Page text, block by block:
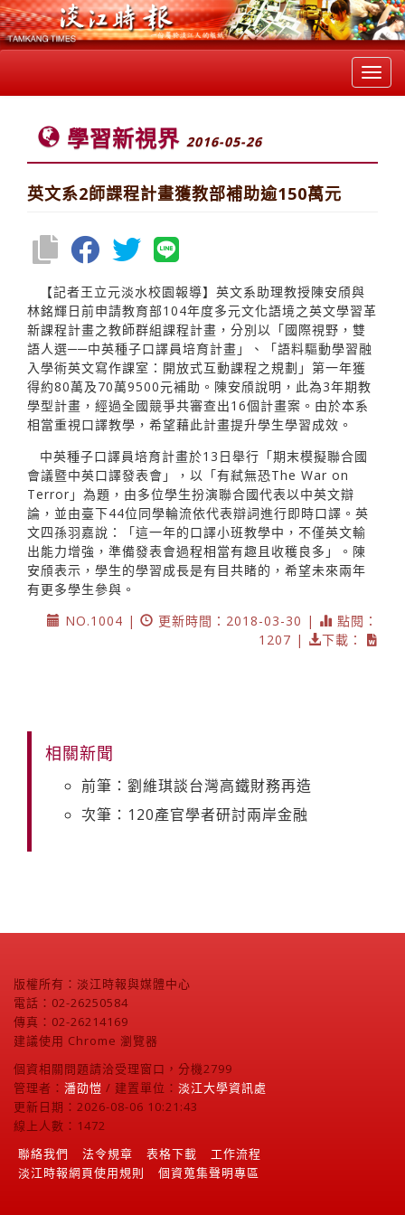
學習新視界 2016-05-26
英文系2師課程計畫獲教部補助逾150萬元
【記者王立元淡水校園報導】英文系助理教授陳安頎與
林銘輝日前申請教育部104年度多元文化語境之英文學習革
新課程計畫之教師群組課程計畫，分別以「國際視野，雙
語人選──中英種子口譯員培育計畫」、「語料驅動學習融
入學術英文寫作課室：開放式互動課程之規劃」第一年獲
得約80萬及70萬9500元補助。陳安頎說明，此為3年期教
學型計畫，經過全國競爭共審查出16個計畫案。由於本系
相當重視口譯教學，希望藉此計畫提升學生學習成效。
中英種子口譯員培育計畫於13日舉行「期末模擬聯合國
會議暨中英口譯發表會」，以「有弒無恐The War on
Terror」為題，由多位學生扮演聯合國代表以中英文辯
論，並由臺下44位同學輪流依代表辯詞進行即時口譯。英
文四孫羽嘉說：「這一年的口譯小班教學中，不僅英文輸
出能力增強，準備發表會過程相當有趣且收穫良多」。陳
安頎表示，學生的學習成長是有目共睹的，希望未來兩年
有更多學生參與。
NO.1004 |
更新時間：2018-03-30 |
點閱：
1207 |
下載：
相關新聞
前筆：劉維琪談台灣高鐵財務再造
次筆：120產官學者研討兩岸金融
版權所有：淡江時報與媒體中心
電話：02-26250584
傳真：02-26214169
建議使用 Chrome 瀏覽器
個資相關問題請洽受理窗口，分機2799
管理者： 潘劭愷 / 建置單位： 淡江大學資訊處
更新日期：2026-08-06 10:21:43
線上人數：1472
聯絡我們
法令規章 表格下載
工作流程
淡江時報網頁使用規則
個資蒐集聲明專區